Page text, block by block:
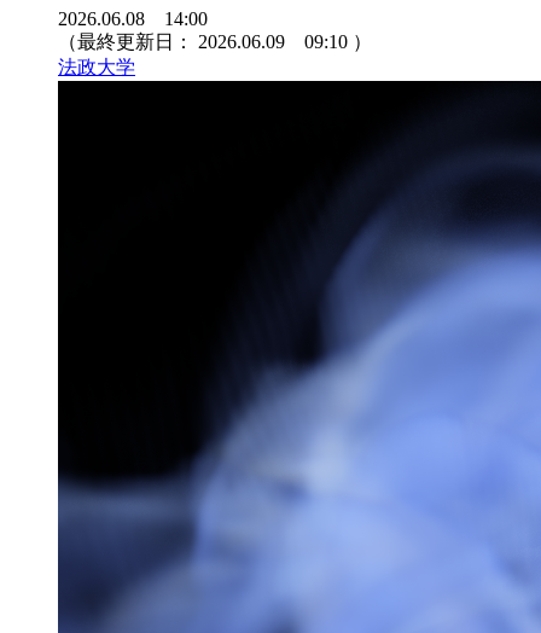
2026.06.08 14:00
（最終更新日： 2026.06.09 09:10 ）
法政大学